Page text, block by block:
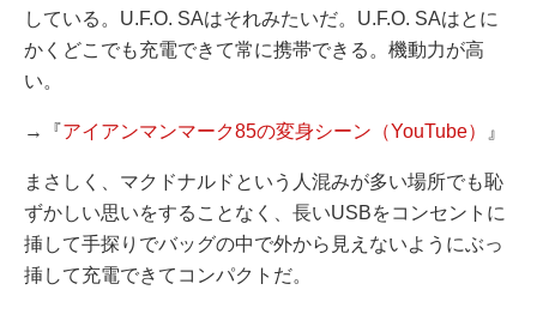
している。U.F.O. SAはそれみたいだ。U.F.O. SAはとに
かくどこでも充電できて常に携帯できる。機動力が高
い。
→『 アイアンマンマーク85の変身シーン（YouTube） 』
まさしく、マクドナルドという人混みが多い場所でも恥
ずかしい思いをすることなく、長いUSBをコンセントに
挿して手探りでバッグの中で外から見えないようにぶっ
挿して充電できてコンパクトだ。